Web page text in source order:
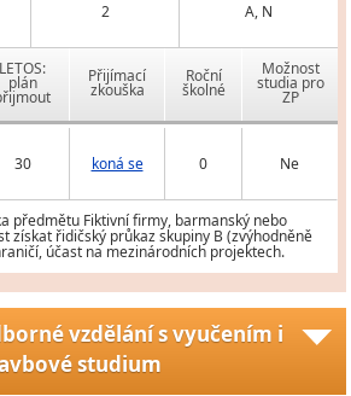
2 A, N
LETOS:
plán Přijímací
zkouška
Roční
školné
Možnost
studia pro
ZP
30 koná se 0 Ne
předmětu Fiktivní firmy, barmanský nebo
získat řidičský průkaz skupiny B (zvýhodněně
účast na mezinárodních projektech.
vzdělání s vyučením i
studium